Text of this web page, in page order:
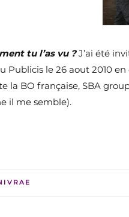
tu l’as vu ?J’ai été
Publicis le 26 aout 2010
la BO française, SBA
il me semble).